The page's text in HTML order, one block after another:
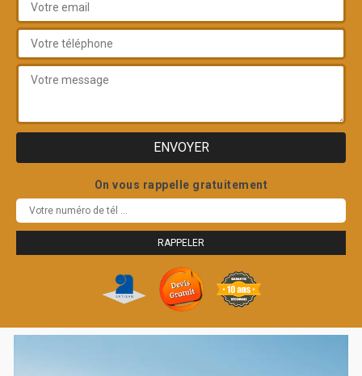
On vous rappelle gratuitement